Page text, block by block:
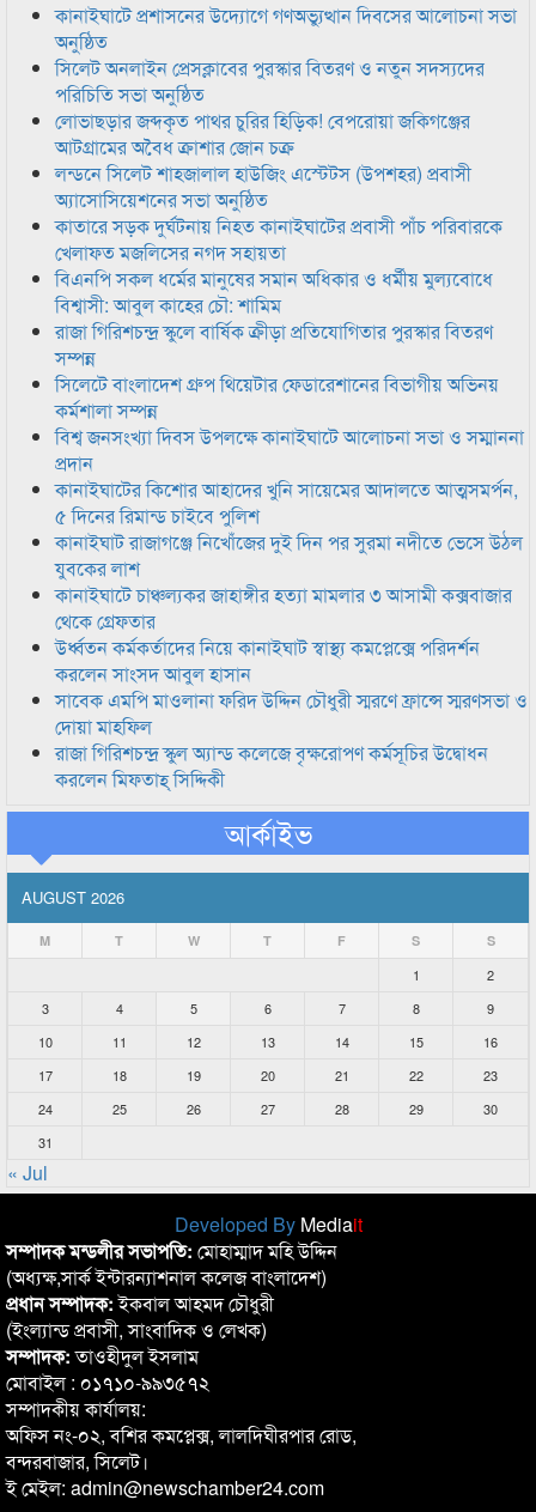
কানাইঘাটে প্রশাসনের উদ্যোগে গণঅভ্যুত্থান দিবসের আলোচনা সভা
অনুষ্ঠিত
সিলেট অনলাইন প্রেসক্লাবের পুরস্কার বিতরণ ও নতুন সদস্যদের
পরিচিতি সভা অনুষ্ঠিত
লোভাছড়ার জব্দকৃত পাথর চুরির হিড়িক! বেপরোয়া জকিগঞ্জের
আটগ্রামের অবৈধ ক্রাশার জোন চক্র
লন্ডনে সিলেট শাহজালাল হাউজিং এস্টেটস (উপশহর) প্রবাসী
অ্যাসোসিয়েশনের সভা অনুষ্ঠিত
কাতারে সড়ক দুর্ঘটনায় নিহত কানাইঘাটের প্রবাসী পাঁচ পরিবারকে
খেলাফত মজলিসের নগদ সহায়তা
বিএনপি সকল ধর্মের মানুষের সমান অধিকার ও ধর্মীয় মুল্যবোধে
বিশ্বাসী: আবুল কাহের চৌ: শামিম
রাজা গিরিশচন্দ্র স্কুলে বার্ষিক ক্রীড়া প্রতিযোগিতার পুরস্কার বিতরণ
সম্পন্ন
সিলেটে বাংলাদেশ গ্রুপ থিয়েটার ফেডারেশানের বিভাগীয় অভিনয়
কর্মশালা সম্পন্ন
বিশ্ব জনসংখ্যা দিবস উপলক্ষে কানাইঘাটে আলোচনা সভা ও সম্মাননা
প্রদান
কানাইঘাটের কিশোর আহাদের খুনি সায়েমের আদালতে আত্মসমর্পন,
৫ দিনের রিমান্ড চাইবে পুলিশ
কানাইঘাট রাজাগঞ্জে নিখোঁজের দুই দিন পর সুরমা নদীতে ভেসে উঠল
যুবকের লাশ
কানাইঘাটে চাঞ্চল্যকর জাহাঙ্গীর হত্যা মামলার ৩ আসামী কক্সবাজার
থেকে গ্রেফতার
উর্ধ্বতন কর্মকর্তাদের নিয়ে কানাইঘাট স্বাস্থ্য কমপ্লেক্সে পরিদর্শন
করলেন সাংসদ আবুল হাসান
সাবেক এমপি মাওলানা ফরিদ উদ্দিন চৌধুরী স্মরণে ফ্রান্সে স্মরণসভা ও
দোয়া মাহফিল
রাজা গিরিশচন্দ্র স্কুল অ্যান্ড কলেজে বৃক্ষরোপণ কর্মসূচির উদ্বোধন
করলেন মিফতাহ্ সিদ্দিকী
আর্কাইভ
AUGUST 2026
M T W T F S S
1
2
3
4 5 6 7 8
9
10
11 12 13 14 15
16
17
18 19 20 21 22
23
24
25 26 27 28 29
30
31
« Jul
Developed By Mediait
সম্পাদক মন্ডলীর সভাপতি: মোহাম্মাদ মহি উদ্দিন
(অধ্যক্ষ,সার্ক ইন্টারন্যাশনাল কলেজ বাংলাদেশ)
প্রধান সম্পাদক:ইকবাল আহমদ চৌধুরী
(ইংল্যান্ড প্রবাসী, সাংবাদিক ও লেখক)
সম্পাদক:তাওহীদুল ইসলাম
মোবাইল : ০১৭১০-৯৯৩৫৭২
সম্পাদকীয় কার্যালয়:
অফিস নং-০২, বশির কমপ্লেক্স, লালদিঘীরপার রোড,
বন্দরবাজার, সিলেট।
ই মেইল: admin@newschamber24.com